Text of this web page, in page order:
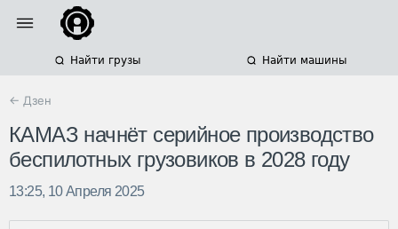
Найти грузы Найти машины
← Дзен
КАМАЗ начнёт серийное производство
беспилотных грузовиков в 2028 году
13:25, 10 Апреля 2025